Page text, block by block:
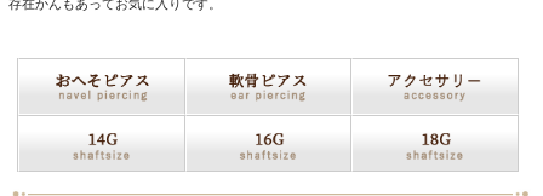
存在かんもあってお気に入りです。